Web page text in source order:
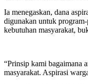
Ia menegaskan, dana
digunakan untuk
kebutuhan masyarakat,
“Prinsip kami bagaimana
masyarakat. Aspirasi